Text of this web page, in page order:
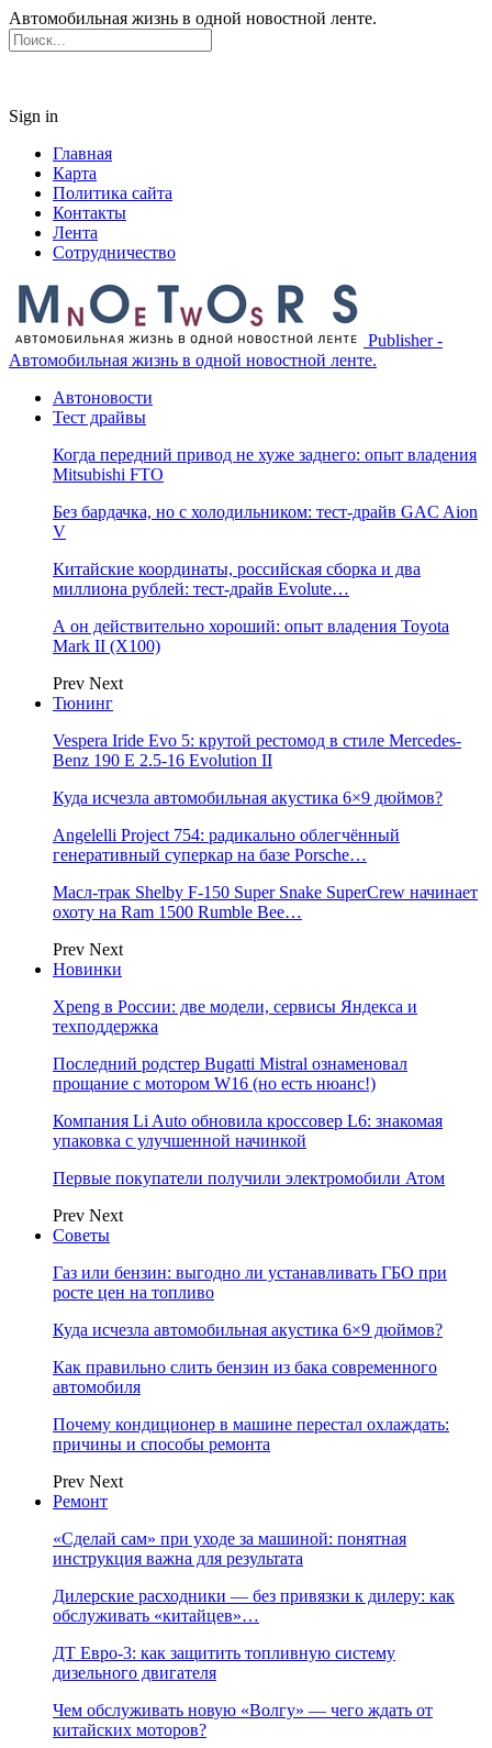
Автомобильная жизнь в одной новостной ленте.
Sign in
Главная
Карта
Политика сайта
Контакты
Лента
Сотрудничество
Publisher -
Автомобильная жизнь в одной новостной ленте.
Автоновости
Тест драйвы
Когда передний привод не хуже заднего: опыт владения
Mitsubishi FTO
Без бардачка, но с холодильником: тест-драйв GAC Aion
V
Китайские координаты, российская сборка и два
миллиона рублей: тест-драйв Evolute…
А он действительно хороший: опыт владения Toyota
Mark II (Х100)
Prev Next
Тюнинг
Vespera Iride Evo 5: крутой рестомод в стиле Mercedes-
Benz 190 E 2.5-16 Evolution II
Куда исчезла автомобильная акустика 6×9 дюймов?
Angelelli Project 754: радикально облегчённый
генеративный суперкар на базе Porsche…
Масл-трак Shelby F-150 Super Snake SuperCrew начинает
охоту на Ram 1500 Rumble Bee…
Prev Next
Новинки
Xpeng в России: две модели, сервисы Яндекса и
техподдержка
Последний родстер Bugatti Mistral ознаменовал
прощание с мотором W16 (но есть нюанс!)
Компания Li Auto обновила кроссовер L6: знакомая
упаковка с улучшенной начинкой
Первые покупатели получили электромобили Атом
Prev Next
Советы
Газ или бензин: выгодно ли устанавливать ГБО при
росте цен на топливо
Куда исчезла автомобильная акустика 6×9 дюймов?
Как правильно слить бензин из бака современного
автомобиля
Почему кондиционер в машине перестал охлаждать:
причины и способы ремонта
Prev Next
Ремонт
«Сделай сам» при уходе за машиной: понятная
инструкция важна для результата
Дилерские расходники — без привязки к дилеру: как
обслуживать «китайцев»…
ДТ Евро-3: как защитить топливную систему
дизельного двигателя
Чем обслуживать новую «Волгу» — чего ждать от
китайских моторов?